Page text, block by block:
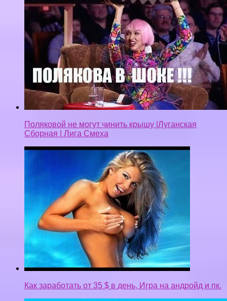
Поляковой не могут чинить крышу |Луганская
Сборная | Лига Смеха
Как заработать от 35 $ в день, Игра на андройд и пк.